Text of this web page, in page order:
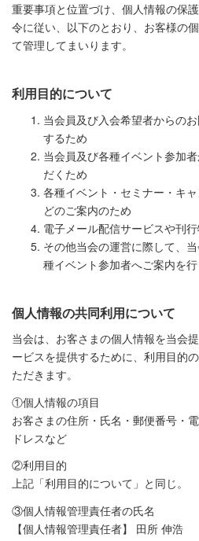
重要事項と位置づけ、個人情報の保
令に従い、以下のとおり、お客様の
て管理してまいります。
利用目的について
当会員及び入会希望者からの
するため
当会員及び各種イベント参加
だくため
各種イベント・セミナー・キ
どのご案内のため
電子メール配信サービスや刊
その他当会の運営に際して、
種イベント参加者へご案内を
個人情報の共同利用について
当会は、お客さまの個人情報を当会
ービスを提供するために、利用目的
ただきます。
①個人情報の項目
お客さまの住所・氏名・郵便番号・
ドレスなど
②利用目的
上記「利用目的について」と同じ。
③個人情報管理責任者の氏名
【個人情報管理責任者】 田所 伸浩